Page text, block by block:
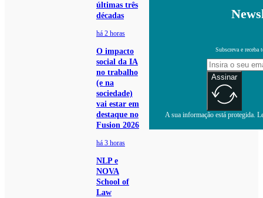
últimas três
décadas
há 2 horas
O impacto
social da IA
no trabalho
(e na
sociedade)
vai estar em
destaque no
Fusion 2026
há 3 horas
NLP e
NOVA
School of
Law
Subscreva e receba
Assinar
A sua informação está protegida.